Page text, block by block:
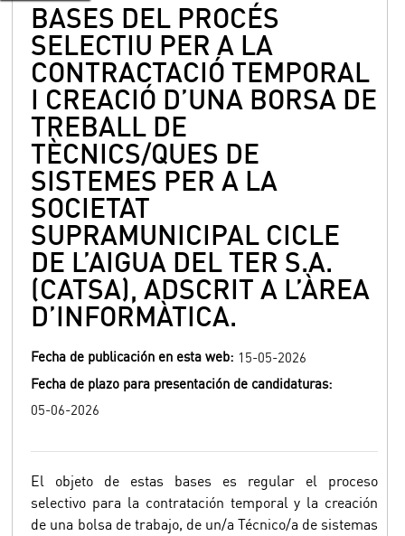
BASES DEL PROCÉS
SELECTIU PER A LA
CONTRACTACIÓ TEMPORAL
I CREACIÓ D’UNA BORSA DE
TREBALL DE
TÈCNICS/QUES DE
SISTEMES PER A LA
SOCIETAT
SUPRAMUNICIPAL CICLE
DE L’AIGUA DEL TER S.A.
(CATSA), ADSCRIT A L’ÀREA
D’INFORMÀTICA.
Fecha de publicación en esta web: 15-05-2026
Fecha de plazo para presentación de candidaturas:
05-06-2026
El objeto de estas bases es regular el proceso
selectivo para la contratación temporal y la creación
de una bolsa de trabajo, de un/a Técnico/a de sistemas